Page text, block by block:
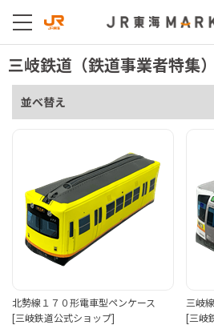
三岐鉄道（鉄道事業者特集）
並べ替え
北勢線１７０形電車型ペンケース
[三岐鉄道公式ショップ]
三岐
[三岐